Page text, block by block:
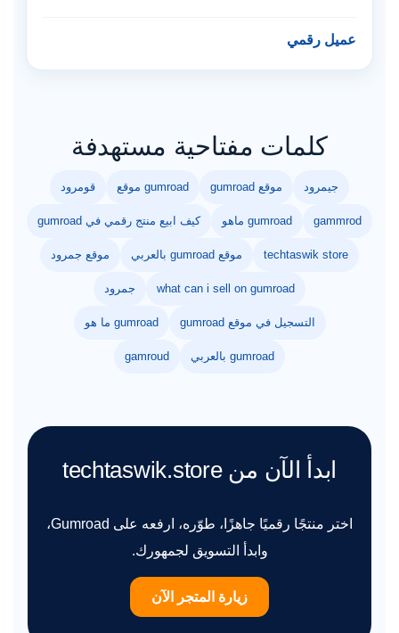
عميل رقمي
كلمات مفتاحية مستهدفة
جيمرود موقع gumroad gumroad موقع قومرود
gammrod gumroad ماهو كيف ابيع منتج رقمي في gumroad
techtaswik store موقع gumroad بالعربي موقع جمرود
what can i sell on gumroad جمرود
التسجيل في موقع gumroad gumroad ما هو
gumroad بالعربي gamroud
ابدأ الآن من techtaswik.store
اختر منتجًا رقميًا جاهزًا، طوّره، ارفعه على Gumroad،
وابدأ التسويق لجمهورك.
زيارة المتجر الآن